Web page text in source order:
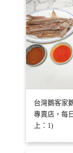
台灣鵝客家
專賣店，每
上：1)